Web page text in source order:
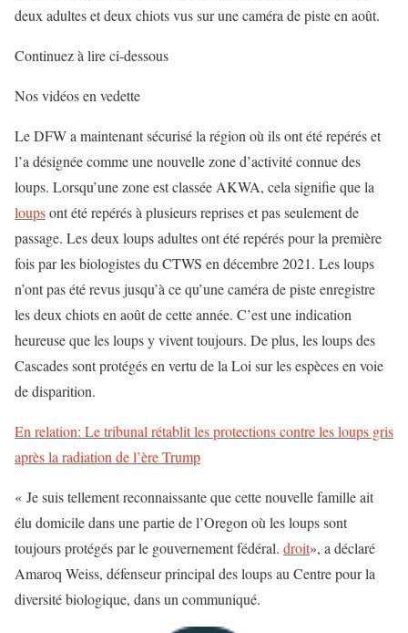
deux adultes et deux chiots vus sur une caméra de piste en août.
Continuez à lire ci-dessous
Nos vidéos en vedette
Le DFW a maintenant sécurisé la région où ils ont été repérés et
l’a désignée comme une nouvelle zone d’activité connue des
loups. Lorsqu’une zone est classée AKWA, cela signifie que la
loupsont été repérés à plusieurs reprises et pas seulement de
passage. Les deux loups adultes ont été repérés pour la première
fois par les biologistes du CTWS en décembre 2021. Les loups
n’ont pas été revus jusqu’à ce qu’une caméra de piste enregistre
les deux chiots en août de cette année. C’est une indication
heureuse que les loups y vivent toujours. De plus, les loups des
Cascades sont protégés en vertu de la Loi sur les espèces en voie
de disparition.
En relation: Le tribunal rétablit les protections contre les loups gris
après la radiation de l’ère Trump
« Je suis tellement reconnaissante que cette nouvelle famille ait
élu domicile dans une partie de l’Oregon où les loups sont
toujours protégés par le gouvernement fédéral. droit», a déclaré
Amaroq Weiss, défenseur principal des loups au Centre pour la
diversité biologique, dans un communiqué.